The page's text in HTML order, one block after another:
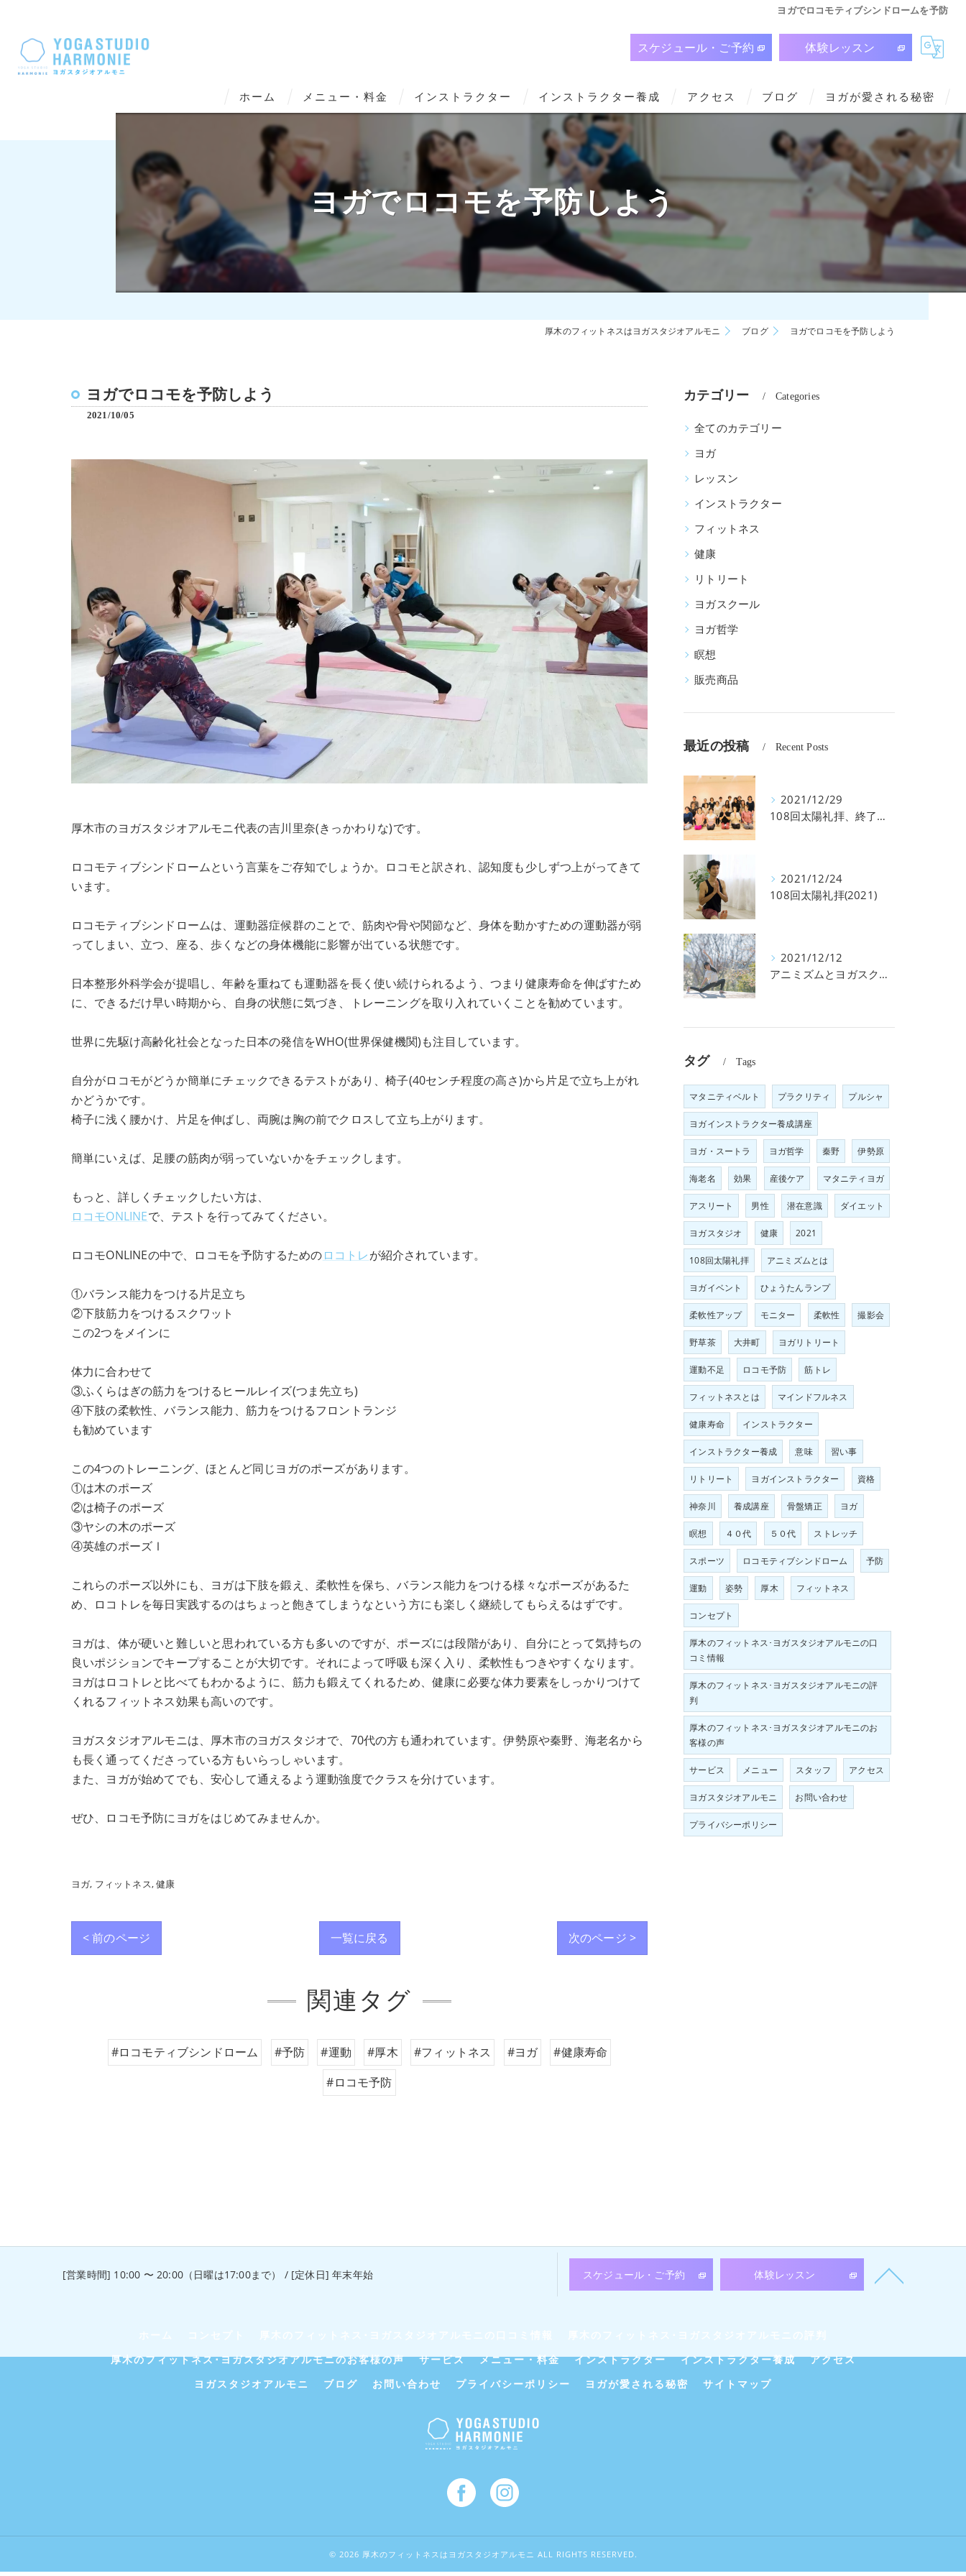
ヨガでロコモティブシンドロームを予防
スケジュール・ご予約 体験レッスン
ホーム メニュー・料金 インストラクター インストラクター養成 アクセス ブログ ヨガが愛される秘密
ヨガでロコモを予防しよう
厚木のフィットネスはヨガスタジオアルモニ ブログ ヨガでロコモを予防しよう
ヨガでロコモを予防しよう
2021/10/05
厚木市のヨガスタジオアルモニ代表の吉川里奈(きっかわりな)です。
ロコモティブシンドロームという言葉をご存知でしょうか。ロコモと訳され、認知度も少しずつ上がってきて
います。
ロコモティブシンドロームは、運動器症候群のことで、筋肉や骨や関節など、身体を動かすための運動器が弱
ってしまい、立つ、座る、歩くなどの身体機能に影響が出ている状態です。
日本整形外科学会が提唱し、年齢を重ねても運動器を長く使い続けられるよう、つまり健康寿命を伸ばすため
に、できるだけ早い時期から、自身の状態に気づき、トレーニングを取り入れていくことを勧めています。
世界に先駆け高齢化社会となった日本の発信をWHO(世界保健機関)も注目しています。
自分がロコモがどうか簡単にチェックできるテストがあり、椅子(40センチ程度の高さ)から片足で立ち上がれ
かどうかです。
椅子に浅く腰かけ、片足を伸ばし、両腕は胸の前でクロスして立ち上がります。
簡単にいえば、足腰の筋肉が弱っていないかをチェックします。
もっと、詳しくチェックしたい方は、
ロコモONLINEで、テストを行ってみてください。
ロコモONLINEの中で、ロコモを予防するためのロコトレが紹介されています。
①バランス能力をつける片足立ち
②下肢筋力をつけるスクワット
この2つをメインに
体力に合わせて
③ふくらはぎの筋力をつけるヒールレイズ(つま先立ち)
④下肢の柔軟性、バランス能力、筋力をつけるフロントランジ
も勧めています
この4つのトレーニング、ほとんど同じヨガのポーズがあります。
①は木のポーズ
②は椅子のポーズ
③ヤシの木のポーズ
④英雄のポーズⅠ
これらのポーズ以外にも、ヨガは下肢を鍛え、柔軟性を保ち、バランス能力をつける様々なポーズがあるた
め、ロコトレを毎日実践するのはちょっと飽きてしまうなという方にも楽しく継続してもらえるはずです。
ヨガは、体が硬いと難しいと思われている方も多いのですが、ポーズには段階があり、自分にとって気持ちの
良いポジションでキープすることが大切です。それによって呼吸も深く入り、柔軟性もつきやすくなります。
ヨガはロコトレと比べてもわかるように、筋力も鍛えてくれるため、健康に必要な体力要素をしっかりつけて
くれるフィットネス効果も高いのです。
ヨガスタジオアルモニは、厚木市のヨガスタジオで、70代の方も通われています。伊勢原や秦野、海老名から
も長く通ってくださっている方もいらっしゃいます。
また、ヨガが始めてでも、安心して通えるよう運動強度でクラスを分けています。
ぜひ、ロコモ予防にヨガをはじめてみませんか。
ヨガ フィットネス 健康
< 前のページ 一覧に戻る 次のページ >
関連タグ
#ロコモティブシンドローム #予防 #運動 #厚木 #フィットネス #ヨガ
#健康寿命
#ロコモ予防
カテゴリー Categories
全てのカテゴリー
ヨガ
レッスン
インストラクター
フィットネス
健康
リトリート
ヨガスクール
ヨガ哲学
瞑想
販売商品
最近の投稿 Recent Posts
2021/12/29
108回太陽礼拝、終了しました♪
2021/12/24
108回太陽礼拝(2021)
2021/12/12
アニミズムとヨガスクール
タグ Tags
マタニティベルト プラクリティ プルシャ
ヨガインストラクター養成講座
ヨガ・スートラ ヨガ哲学 秦野 伊勢原
海老名 効果 産後ケア マタニティヨガ
アスリート 男性 潜在意識 ダイエット
ヨガスタジオ 健康 2021
108回太陽礼拝 アニミズムとは
ヨガイベント ひょうたんランプ
柔軟性アップ モニター 柔軟性 撮影会
野草茶 大井町 ヨガリトリート
運動不足 ロコモ予防 筋トレ
フィットネスとは マインドフルネス
健康寿命 インストラクター
インストラクター養成 意味 習い事
リトリート ヨガインストラクター 資格
神奈川 養成講座 骨盤矯正 ヨガ
瞑想 ４０代 ５０代 ストレッチ
スポーツ ロコモティブシンドローム 予防
運動 姿勢 厚木 フィットネス
コンセプト
厚木のフィットネス･ヨガスタジオアルモニの口
コミ情報
厚木のフィットネス･ヨガスタジオアルモニの評
判
厚木のフィットネス･ヨガスタジオアルモニのお
客様の声
サービス メニュー スタッフ アクセス
ヨガスタジオアルモニ お問い合わせ
プライバシーポリシー
[営業時間] 10:00 〜 20:00（日曜は17:00まで） / [定休日] 年末年始 スケジュール・ご予約 体験レッスン
厚木のフィットネス･ヨガスタジオアルモニのお客様の声
サービス メニュー・料金 インストラクター インストラクター養成
アクセス
ヨガスタジオアルモニ
ブログ お問い合わせ プライバシーポリシー ヨガが愛される秘密 サイトマップ
© 2026 厚木のフィットネスはヨガスタジオアルモニ ALL RIGHTS RESERVED.